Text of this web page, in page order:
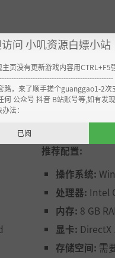
推荐配置:
操作系统:
处理器: Intel
内存: 8 GB
显卡:
存储空间: 需
问 小叽资源白嫖小站
主页没有更新游戏内容用
路，来了顺手搓个guanggao1-2
何 公众号 抖音 B站账号等,如有发
法：
已阅